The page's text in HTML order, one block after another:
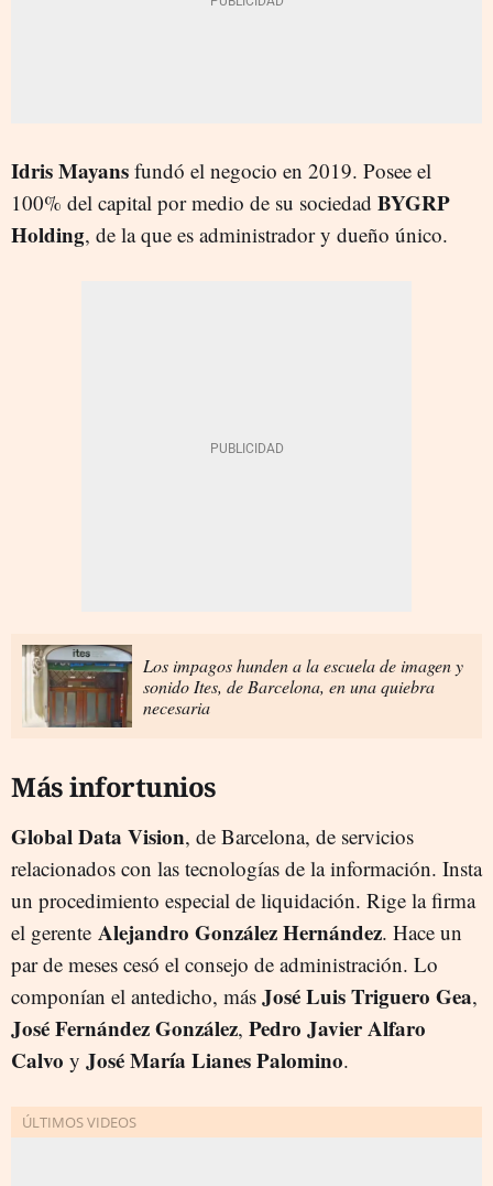
Idris Mayans fundó el negocio en 2019. Posee el
100% del capital por medio de su sociedad BYGRP
Holding, de la que es administrador y dueño único.
Los impagos hunden a la escuela de imagen y
sonido Ites, de Barcelona, en una quiebra
necesaria
Más infortunios
Global Data Vision, de Barcelona, de servicios
relacionados con las tecnologías de la información. Insta
un procedimiento especial de liquidación. Rige la firma
el gerente Alejandro GonzálezHernández. Hace un
par de meses cesó el consejo de administración. Lo
componían el antedicho, más José Luis Triguero Gea,
José FernándezGonzález, Pedro Javier Alfaro
Calvo y José María Lianes Palomino.